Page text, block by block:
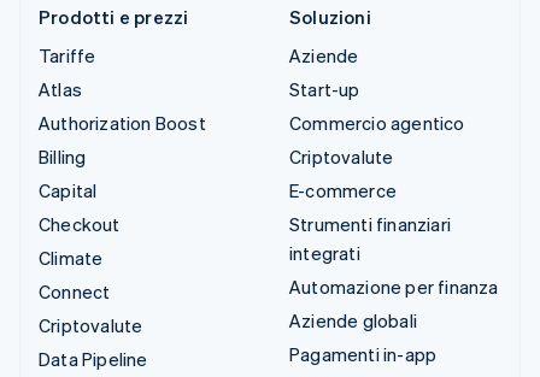
Prodotti e prezzi
Tariffe
Atlas
Authorization Boost
Billing
Capital
Checkout
Climate
Connect
Criptovalute
Data Pipeline
Soluzioni
Aziende
Start-up
Commercio agentico
Criptovalute
E-commerce
Strumenti finanziari
integrati
Automazione per finanza
Aziende globali
Pagamenti in-app